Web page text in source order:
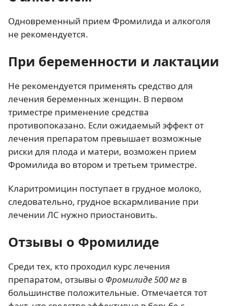
Одновременный прием Фромилида и алкоголя
не рекомендуется.
При беременности и лактации
Не рекомендуется применять средство для
лечения беременных женщин. В первом
триместре применение средства
противопоказано. Если ожидаемый эффект от
лечения препаратом превышает возможные
риски для плода и матери, возможен прием
Фромилида во втором и третьем триместре.
Кларитромицин поступает в грудное молоко,
следовательно, грудное вскармливание при
лечении ЛС нужно приостановить.
Отзывы о Фромилиде
Среди тех, кто проходил курс лечения
препаратом, отзывы о Фромилиде 500 мг в
большинстве положительные. Отмечается тот